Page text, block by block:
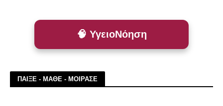
🧠 ΥγειοΝόηση
ΠΑΙΞΕ - ΜΑΘΕ - ΜΟΙΡΑΣΕ